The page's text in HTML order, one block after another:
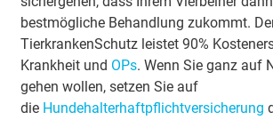
bestmögliche Behandlung zukommt.
TierkrankenSchutz leistet 90%
Krankheit und OPs. Wenn Sie ganz auf
gehen wollen, setzen Sie auf
die Hundehalterhaftpflichtversicherung